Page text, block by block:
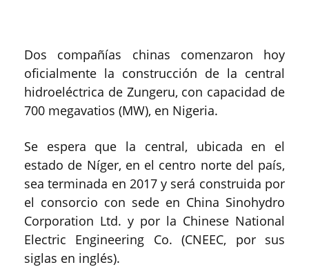
Dos compañías chinas comenzaron hoy
oficialmente la construcción de la central
hidroeléctrica de Zungeru, con capacidad de
700 megavatios (MW), en Nigeria.
Se espera que la central, ubicada en el
estado de Níger, en el centro norte del país,
sea terminada en 2017 y será construida por
el consorcio con sede en China Sinohydro
Corporation Ltd. y por la Chinese National
Electric Engineering Co. (CNEEC, por sus
siglas en inglés).